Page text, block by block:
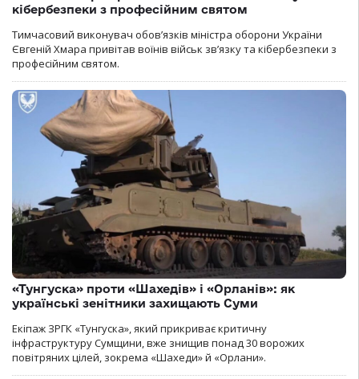
кібербезпеки з професійним святом
Тимчасовий виконувач обов’язків міністра оборони України
Євгеній Хмара привітав воїнів військ зв’язку та кібербезпеки з
професійним святом.
«Тунгуска» проти «Шахедів» і «Орланів»: як
українські зенітники захищають Суми
Екіпаж ЗРГК «Тунгуска», який прикриває критичну
інфраструктуру Сумщини, вже знищив понад 30 ворожих
повітряних цілей, зокрема «Шахеди» й «Орлани».